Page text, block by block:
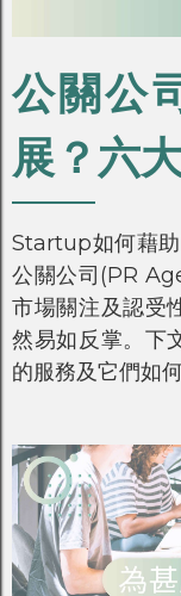
公關公
展？六
Startup如何藉助
公關公司(PR
市場關注及認受
然易如反掌。下
的服務及它們如